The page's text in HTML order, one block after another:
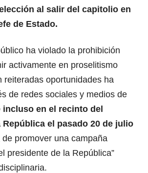
al salir del capitolio en
de Estado.
ha violado la prohibición
activamente en proselitismo
reiteradas oportunidades ha
de redes sociales y medios de
incluso en el recinto del
República el pasado 20 de julio
de promover una campaña
presidente de la República”